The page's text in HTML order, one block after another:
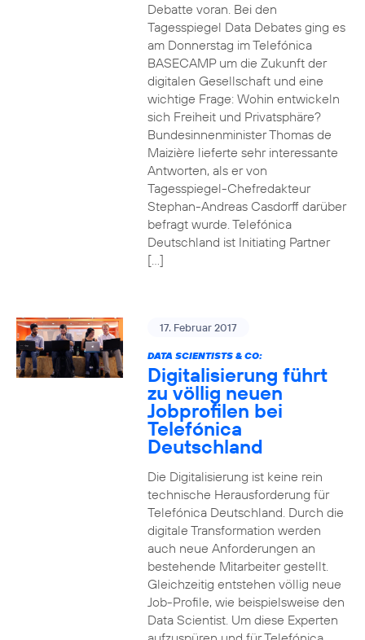
Debatte voran. Bei den
Tagesspiegel Data Debates ging es
am Donnerstag im Telefónica
BASECAMP um die Zukunft der
digitalen Gesellschaft und eine
wichtige Frage: Wohin entwickeln
sich Freiheit und Privatsphäre?
Bundesinnenminister Thomas de
Maizière lieferte sehr interessante
Antworten, als er von
Tagesspiegel-Chefredakteur
Stephan-Andreas Casdorff darüber
befragt wurde. Telefónica
Deutschland ist Initiating Partner
[…]
17. Februar 2017
DATA SCIENTISTS & CO:
Digitalisierung führt
zu völlig neuen
Jobprofilen bei
Telefónica
Deutschland
Die Digitalisierung ist keine rein
technische Herausforderung für
Telefónica Deutschland. Durch die
digitale Transformation werden
auch neue Anforderungen an
bestehende Mitarbeiter gestellt.
Gleichzeitig entstehen völlig neue
Job-Profile, wie beispielsweise den
Data Scientist. Um diese Experten